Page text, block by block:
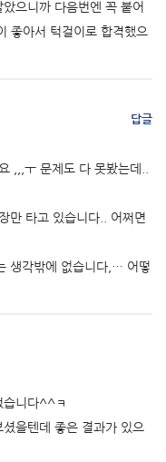
으니까 다음번엔 꼭 붙어
좋아서 턱걸이로 합격했으
답글
,,,ㅜ 문제도 다 못봤는데..
만 타고 있습니다.. 어쩌면
생각밖에 없습니다,… 어떻
습니다^^ㅋ
을텐데 좋은 결과가 있으